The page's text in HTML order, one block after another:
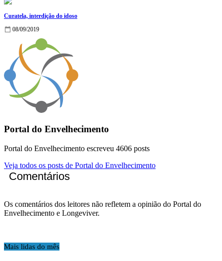
Curatela, interdição do idoso
08/09/2019
Portal do Envelhecimento
Portal do Envelhecimento escreveu 4606 posts
Veja todos os posts de Portal do Envelhecimento
Comentários
Os comentários dos leitores não refletem a opinião do Portal do
Envelhecimento e Longeviver.
Mais lidas do mês